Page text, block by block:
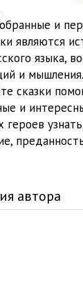
и
являются
языка,
и
сказки
и
автора